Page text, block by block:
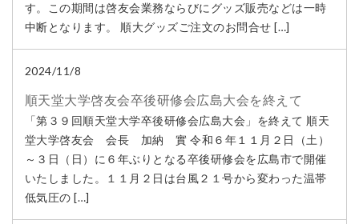
す。この期間は啓友会業務ならびにグッズ販売などは一時
中断となります。 順大グッズご注文のお問合せ […]
2024/11/8
順天堂大学啓友会卒後研修会広島大会を終えて
「第３９回順天堂大学卒後研修会広島大会」を終えて 順天
堂大学啓友会 会長 加納 實 令和６年１１月２日（土）
～３日（日）に６年ぶりとなる卒後研修会を広島市で開催
いたしました。１１月２日は台風２１号から変わった温帯
低気圧の […]